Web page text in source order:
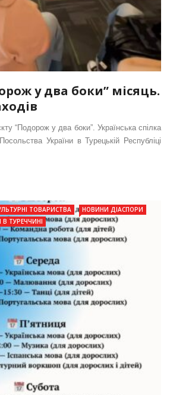
у два боки” місяць.
“Подорож у два боки”. Українська спілка
України в Турецькій Республіці
ТОВАРИСТВА
НОВИНИ ДІАСПОРИ
В ТУРЕЧЧИНІ